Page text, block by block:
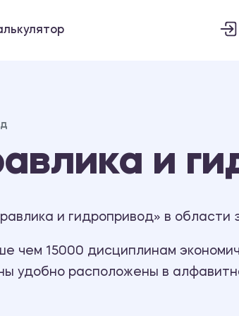
и
и гидропривод» в области
15000 дисциплинам
удобно расположены в